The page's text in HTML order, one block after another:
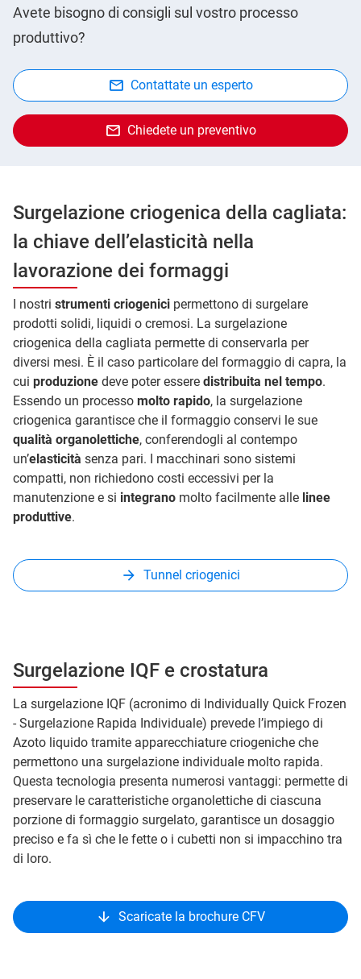
Avete bisogno di consigli sul vostro processo
produttivo?
Contattate un esperto
Chiedete un preventivo
Surgelazione criogenica della cagliata:
la chiave dell’elasticità nella
lavorazione dei formaggi
I nostri strumenti criogenici permettono di surgelare
prodotti solidi, liquidi o cremosi. La surgelazione
criogenica della cagliata permette di conservarla per
diversi mesi. È il caso particolare del formaggio di capra, la
cui produzione deve poter essere distribuita nel tempo.
Essendo un processo molto rapido, la surgelazione
criogenica garantisce che il formaggio conservi le sue
qualità organolettiche, conferendogli al contempo
un’elasticità senza pari. I macchinari sono sistemi
compatti, non richiedono costi eccessivi per la
manutenzione e si integrano molto facilmente alle linee
produttive.
Tunnel criogenici
Surgelazione IQF e crostatura
La surgelazione IQF (acronimo di Individually Quick Frozen
- Surgelazione Rapida Individuale) prevede l’impiego di
Azoto liquido tramite apparecchiature criogeniche che
permettono una surgelazione individuale molto rapida.
Questa tecnologia presenta numerosi vantaggi: permette di
preservare le caratteristiche organolettiche di ciascuna
porzione di formaggio surgelato, garantisce un dosaggio
preciso e fa sì che le fette o i cubetti non si impacchino tra
di loro.
Scaricate la brochure CFV